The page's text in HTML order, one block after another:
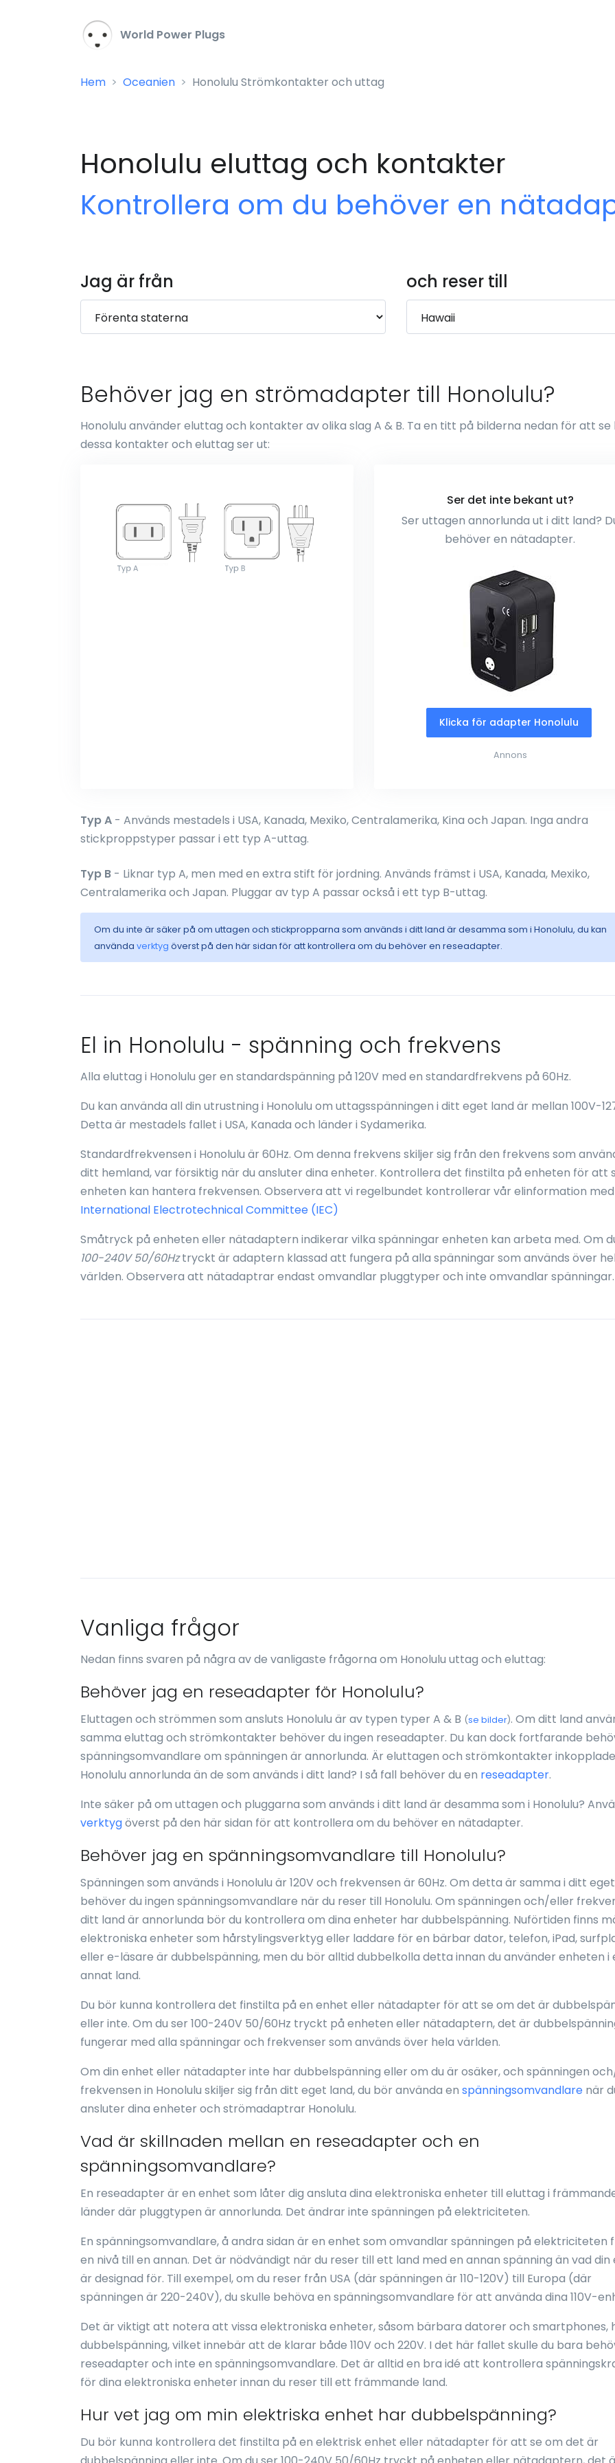
World Power Plugs
Hem Oceanien Honolulu Strömkontakter och uttag
Honolulu eluttag och kontakter
Kontrollera om du behöver en
Jag är från och reser till
Behöver jag en strömadapter till Honolulu?
Honolulu använder eluttag och kontakter av olika slag A & B. Ta en titt på bilderna nedan för att se
dessa kontakter och eluttag ser ut:
Ser det inte bekant ut?
Ser uttagen annorlunda ut i ditt land?
behöver en nätadapter.
Klicka för adapter Honolulu
Annons
Typ A - Används mestadels i USA, Kanada, Mexiko, Centralamerika, Kina och Japan. Inga andra
stickproppstyper passar i ett typ A-uttag.
Typ B - Liknar typ A, men med en extra stift för jordning. Används främst i USA, Kanada, Mexiko,
Centralamerika och Japan. Pluggar av typ A passar också i ett typ B-uttag.
Om du inte är säker på om uttagen och stickpropparna som används i ditt land är desamma som i Honolulu, du kan
använda verktyg överst på den här sidan för att kontrollera om du behöver en reseadapter.
El in Honolulu - spänning och frekvens
Alla eluttag i Honolulu ger en standardspänning på 120V med en standardfrekvens på 60Hz.
Du kan använda all din utrustning i Honolulu om uttagsspänningen i ditt eget land är mellan 100V-
Detta är mestadels fallet i USA, Kanada och länder i Sydamerika.
Standardfrekvensen i Honolulu är 60Hz. Om denna frekvens skiljer sig från den frekvens som
ditt hemland, var försiktig när du ansluter dina enheter. Kontrollera det finstilta på enheten för att
enheten kan hantera frekvensen. Observera att vi regelbundet kontrollerar vår elinformation med
International Electrotechnical Committee (IEC)
Småtryck på enheten eller nätadaptern indikerar vilka spänningar enheten kan arbeta med. Om
100-240V 50/60Hztryckt är adaptern klassad att fungera på alla spänningar som används över
världen. Observera att nätadaptrar endast omvandlar pluggtyper och inte omvandlar spänningar.
Vanliga frågor
Nedan finns svaren på några av de vanligaste frågorna om Honolulu uttag och eluttag:
Behöver jag en reseadapter för Honolulu?
Eluttagen och strömmen som ansluts Honolulu är av typen typer A & B (se bilder). Om ditt land
samma eluttag och strömkontakter behöver du ingen reseadapter. Du kan dock fortfarande
spänningsomvandlare om spänningen är annorlunda. Är eluttagen och strömkontakter inkopplade
Honolulu annorlunda än de som används i ditt land? I så fall behöver du en reseadapter.
Inte säker på om uttagen och pluggarna som används i ditt land är desamma som i Honolulu?
verktygöverst på den här sidan för att kontrollera om du behöver en nätadapter.
Behöver jag en spänningsomvandlare till Honolulu?
Spänningen som används i Honolulu är 120V och frekvensen är 60Hz. Om detta är samma i ditt
behöver du ingen spänningsomvandlare när du reser till Honolulu. Om spänningen och/eller
ditt land är annorlunda bör du kontrollera om dina enheter har dubbelspänning. Nuförtiden finns
elektroniska enheter som hårstylingsverktyg eller laddare för en bärbar dator, telefon, iPad,
eller e-läsare är dubbelspänning, men du bör alltid dubbelkolla detta innan du använder enheten i
annat land.
Du bör kunna kontrollera det finstilta på en enhet eller nätadapter för att se om det är
eller inte. Om du ser 100-240V 50/60Hz tryckt på enheten eller nätadaptern, det är
fungerar med alla spänningar och frekvenser som används över hela världen.
Om din enhet eller nätadapter inte har dubbelspänning eller om du är osäker, och spänningen
frekvensen in Honolulu skiljer sig från ditt eget land, du bör använda en spänningsomvandlare när
ansluter dina enheter och strömadaptrar Honolulu.
Vad är skillnaden mellan en reseadapter och en
spänningsomvandlare?
En reseadapter är en enhet som låter dig ansluta dina elektroniska enheter till eluttag i
länder där pluggtypen är annorlunda. Det ändrar inte spänningen på elektriciteten.
En spänningsomvandlare, å andra sidan är en enhet som omvandlar spänningen på elektriciteten
en nivå till en annan. Det är nödvändigt när du reser till ett land med en annan spänning än vad din
är designad för. Till exempel, om du reser från USA (där spänningen är 110-120V) till Europa (där
spänningen är 220-240V), du skulle behöva en spänningsomvandlare för att använda dina 110V-
Det är viktigt att notera att vissa elektroniska enheter, såsom bärbara datorer och smartphones,
dubbelspänning, vilket innebär att de klarar både 110V och 220V. I det här fallet skulle du bara
reseadapter och inte en spänningsomvandlare. Det är alltid en bra idé att kontrollera
för dina elektroniska enheter innan du reser till ett främmande land.
Hur vet jag om min elektriska enhet har dubbelspänning?
Du bör kunna kontrollera det finstilta på en elektrisk enhet eller nätadapter för att se om det är